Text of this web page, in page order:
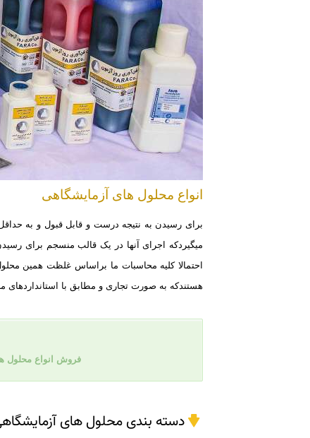
انواع محلول های آزمایشگاهی
برای رسیدن به نتیجه درست و قابل قبول و به
میگیردکه اجرای آنها در یک قالب منسجم برای
احتمالا کلیه محاسبات ما براساس غلظت همین محلول
هستندکه به صورت تجاری و مطابق با استانداردهای
فروش انواع محلول
دسته بندی محلول های